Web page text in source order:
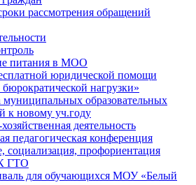
рассмотрения обращений
питания в МОО
юридической помощи
нагрузки»
муниципальных образовательных
к новому уч.году
деятельность
педагогическая конференция
социализация, профориентация
ГТО
для обучающихся МОУ «Белый